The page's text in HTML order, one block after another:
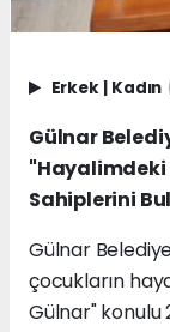
Erkek Kadın
Gülnar
"Hayalimdeki
Sahiplerini
Gülnar
çocukların
Gülnar" konulu